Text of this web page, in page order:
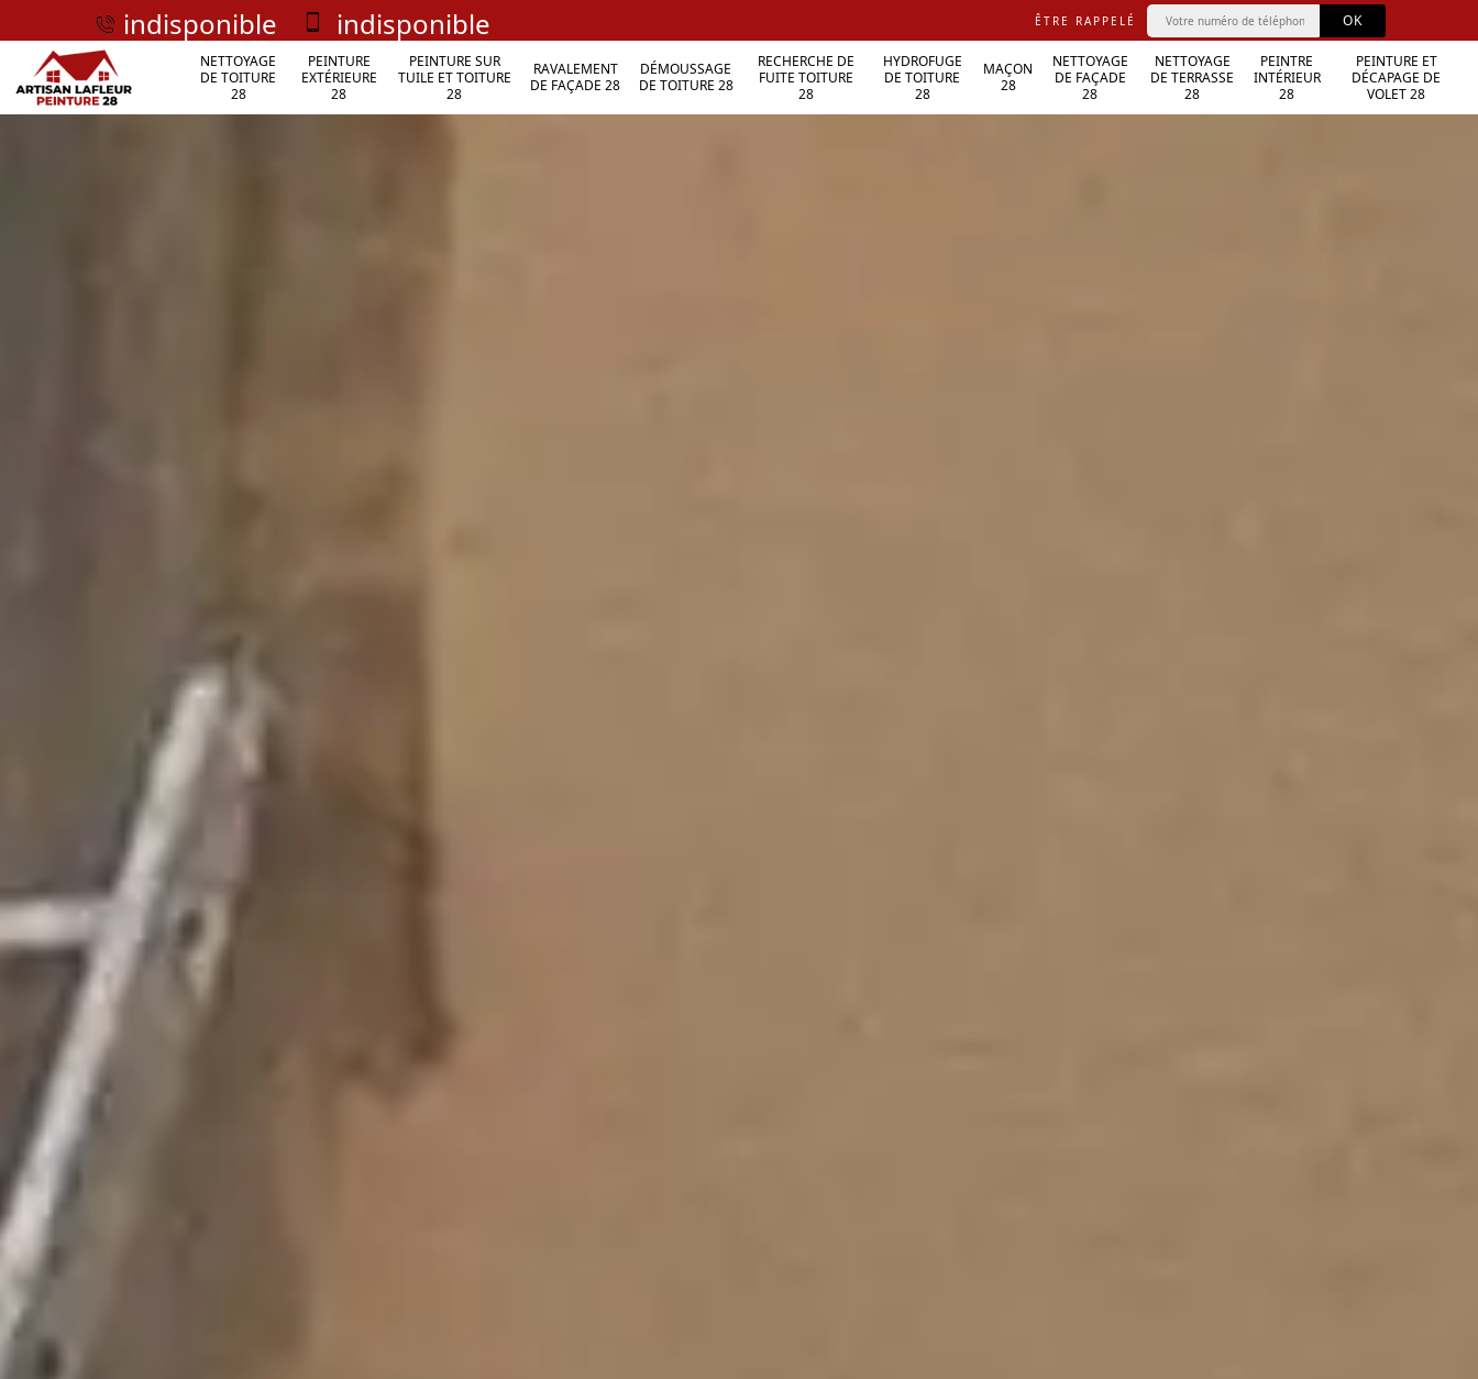
indisponible indisponible ÊTRE RAPPELÉ
NETTOYAGE
DE TOITURE
28
PEINTURE
EXTÉRIEURE
28
PEINTURE SUR
TUILE ET TOITURE
28
RAVALEMENT
DE FAÇADE 28
DÉMOUSSAGE
DE TOITURE 28
RECHERCHE DE
FUITE TOITURE
28
HYDROFUGE
DE TOITURE
28
MAÇON
28
NETTOYAGE
DE FAÇADE
28
NETTOYAGE
DE TERRASSE
28
PEINTRE
INTÉRIEUR
28
PEINTURE ET
DÉCAPAGE DE
VOLET 28